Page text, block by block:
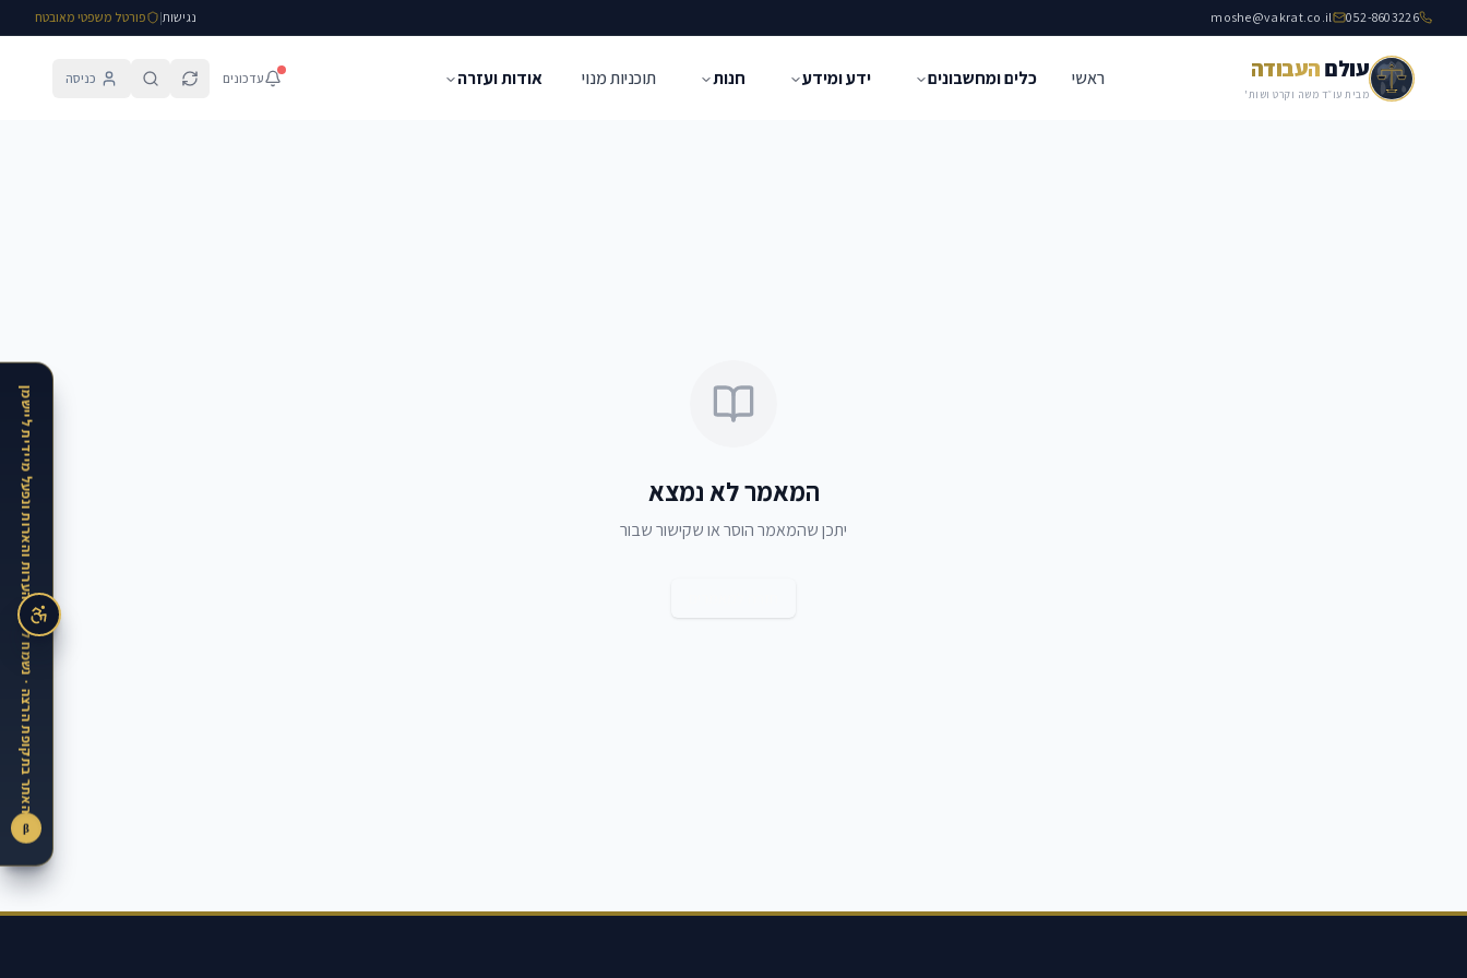
052-8603226
moshe@vakrat.co.il נגישות| פורטל משפטי מאובטח
עולםהעבודה
מבית עו״ד משה וקרט ושות'
ראשי כלים ומחשבונים ידע ומידע חנות תוכניות מנוי אודות ועזרה עדכונים כניסה
β
האתר בתקופת הרצה · נשמח לקבל הערות והארות ונפעל מיידית ליישמן המאמר לא נמצא
יתכן שהמאמר הוסר או שקישור שבור